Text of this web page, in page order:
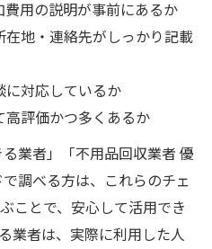
用の説明が事前にあるか
地・連絡先がしっかり記載
対応しているか
評価かつ多くあるか
業者」「不用品回収業者 優
調べる方は、これらのチェ
ことで、安心して活用でき
業者は、実際に利用した人